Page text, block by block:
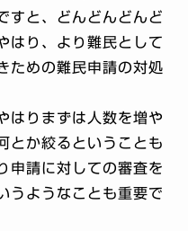
すと、どんどんどんど
はり、より難民として
ための難民申請の対処
はりまずは人数を増や
とか絞るということも
申請に対しての審査を
うようなことも重要で